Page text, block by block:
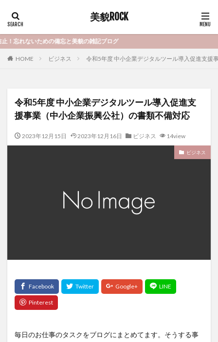
美貌ROCK
いための備忘と美貌の雑記ブログ
HOME ビジネス 令和5年度 中小企業デジタルツール導入促進支援
令和5年度 中小企業デジタルツール導入促進支
援事業（中小企業振興公社）の書類不備対応
2023年12月15日 2023年12月16日 ビジネス 14view
ビジネス
毎日のお仕事のタスクをブログにまとめてます。そうする事